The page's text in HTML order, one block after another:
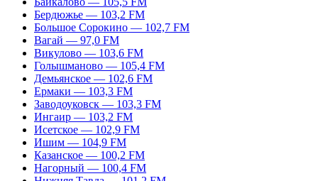
Бердюжье — 103,2 FM
Большое Сорокино — 102,7 FM
Вагай — 97,0 FM
Викулово — 103,6 FM
Голышманово — 105,4 FM
Демьянское — 102,6 FM
Ермаки — 103,3 FM
Заводоуковск — 103,3 FM
Ингаир — 103,2 FM
Исетское — 102,9 FM
Ишим — 104,9 FM
Казанское — 100,2 FM
Нагорный — 100,4 FM